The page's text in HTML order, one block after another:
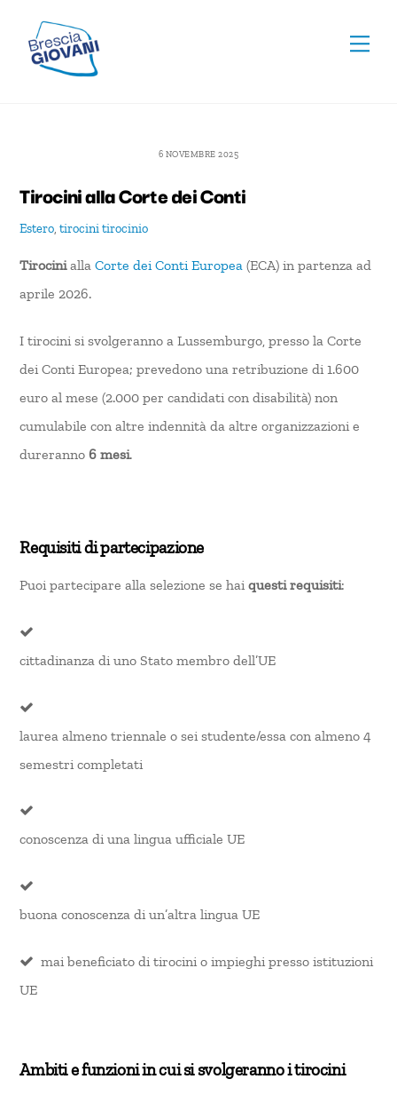
content
6 NOVEMBRE 2025
Tirocini alla Corte dei Conti
Estero ,tirocini tirocinio
TirociniallaCorte dei Conti Europea (ECA) in partenza ad
aprile 2026.
I tirocini si svolgeranno a Lussemburgo, presso la Corte
dei Conti Europea; prevedono una retribuzione di 1.600
euro al mese (2.000 per candidati con disabilità) non
cumulabile con altre indennità da altre organizzazioni e
dureranno6 mesi.
Requisiti di partecipazione
Puoi partecipare alla selezione se haiquesti requisiti:
cittadinanza di uno Stato membro dell’UE
laurea almeno triennale o sei studente/essa con almeno 4
semestri completati
conoscenza di una lingua ufficiale UE
buona conoscenza di un’altra lingua UE
mai beneficiato di tirocini o impieghi presso istituzioni
UE
Ambiti e funzioni in cui si svolgeranno i tirocini